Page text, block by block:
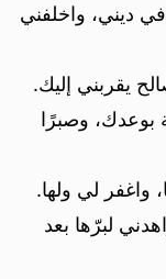
ديني، واخلفني
يقربني إليك.
بوعدك، وصبرًا
واغفر لي ولها.
لبرّها بعد